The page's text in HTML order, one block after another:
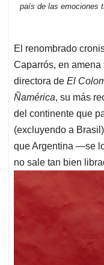
país de las emociones
El renombrado
Caparrós, en
directora de El
Ñamérica, su más
del continente que
(excluyendo a
que Argentina —se
no sale tan bien